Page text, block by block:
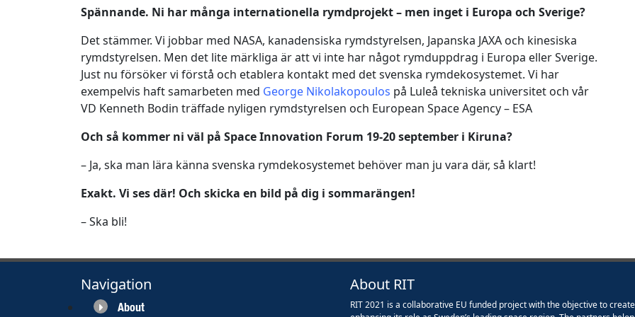
Spännande. Ni har många internationella rymdprojekt – men inget i Europa och Sverige?
Det stämmer. Vi jobbar med NASA, kanadensiska rymdstyrelsen, Japanska JAXA och kinesiska
rymdstyrelsen. Men det lite märkliga är att vi inte har något rymduppdrag i Europa eller Sverige.
Just nu försöker vi förstå och etablera kontakt med det svenska rymdekosystemet. Vi har
exempelvis haft samarbeten med George Nikolakopoulos på Luleå tekniska universitet och vår
VD Kenneth Bodin träffade nyligen rymdstyrelsen och European Space Agency – ESA
Och så kommer ni väl på Space Innovation Forum 19-20 september i Kiruna?
– Ja, ska man lära känna svenska rymdekosystemet behöver man ju vara där, så klart!
Exakt. Vi ses där! Och skicka en bild på dig i sommarängen!
– Ska bli!
Navigation
About
About RIT
RIT 2021 is a collaborative EU funded project with the objective to